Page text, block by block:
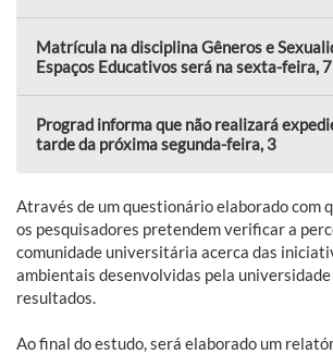
Matrícula na disciplina Gêneros e
Espaços Educativos será na sexta-feira, 7
Prograd informa que não realizará
tarde da próxima segunda-feira, 3
Através de um questionário elaborado com
os pesquisadores pretendem verificar a
comunidade universitária acerca das
ambientais desenvolvidas pela universidade
resultados.
Ao final do estudo, será elaborado um